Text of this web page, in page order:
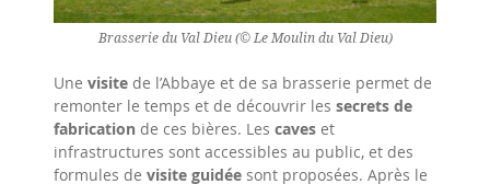
Brasserie du Val Dieu (© Le Moulin du Val Dieu)
Une visite de l’Abbaye et de sa brasserie permet de
remonter le temps et de découvrir les secrets de
fabrication de ces bières. Les caves et
infrastructures sont accessibles au public, et des
formules de visite guidée sont proposées. Après le